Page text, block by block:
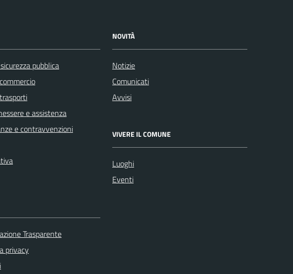
pubblica
e assistenza
e contravvenzioni
NOVITÀ
Notizie
Comunicati
Avvisi
VIVERE IL COMUNE
Luoghi
Eventi
Trasparente
privacy